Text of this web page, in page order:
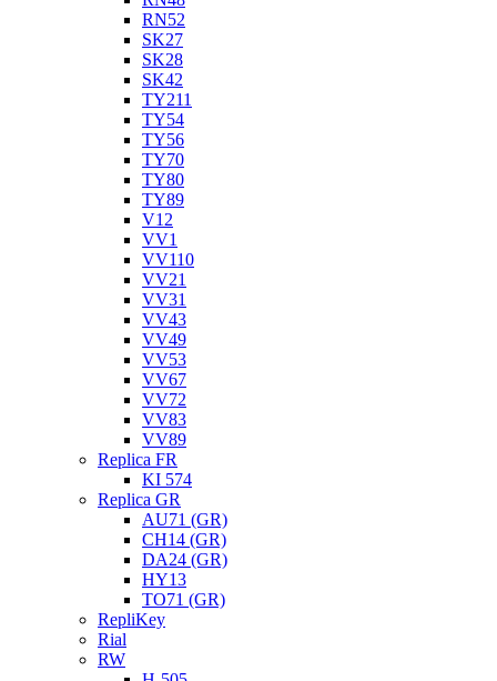
RN52
SK27
SK28
SK42
TY211
TY54
TY56
TY70
TY80
TY89
V12
VV1
VV110
VV21
VV31
VV43
VV49
VV53
VV67
VV72
VV83
VV89
Replica FR
KI 574
Replica GR
AU71 (GR)
CH14 (GR)
DA24 (GR)
HY13
TO71 (GR)
RepliKey
Rial
RW